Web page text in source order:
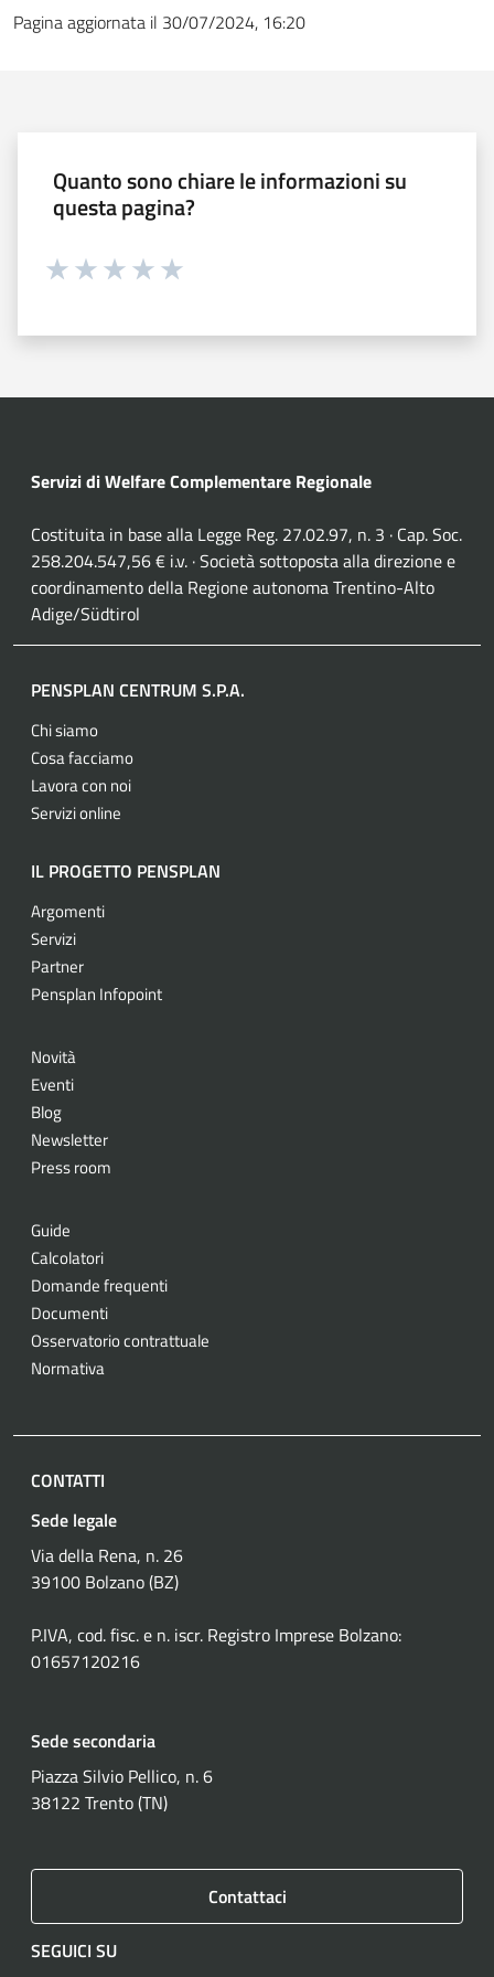
Pagina aggiornata il 30/07/2024, 16:20
Quanto sono chiare le informazioni su
questa pagina?
Servizi di Welfare Complementare Regionale
Costituita in base alla Legge Reg. 27.02.97, n. 3 · Cap. Soc.
258.204.547,56 € i.v. · Società sottoposta alla direzione e
coordinamento della Regione autonoma Trentino-Alto
Adige/Südtirol
PENSPLAN CENTRUM S.P.A.
Chi siamo
Cosa facciamo
Lavora con noi
Servizi online
IL PROGETTO PENSPLAN
Argomenti
Servizi
Partner
Pensplan Infopoint
Novità
Eventi
Blog
Newsletter
Press room
Guide
Calcolatori
Domande frequenti
Documenti
Osservatorio contrattuale
Normativa
CONTATTI
Sede legale
Via della Rena, n. 26
39100 Bolzano (BZ)
P.IVA, cod. fisc. e n. iscr. Registro Imprese Bolzano:
01657120216
Sede secondaria
Piazza Silvio Pellico, n. 6
38122 Trento (TN)
Contattaci
SEGUICI SU